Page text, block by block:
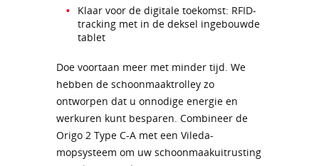
Klaar voor de digitale toekomst: RFID-
tracking met in de deksel ingebouwde
tablet
Doe voortaan meer met minder tijd. We
hebben de schoonmaaktrolley zo
ontworpen dat u onnodige energie en
werkuren kunt besparen. Combineer de
Origo 2 Type C-A met een Vileda-
mopsysteem om uw schoonmaakuitrusting